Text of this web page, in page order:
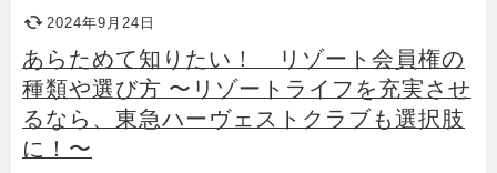
2024年9月24日
あらためて知りたい！ リゾート会員権の
種類や選び方 〜リゾートライフを充実させ
るなら、東急ハーヴェストクラブも選択肢
に！〜